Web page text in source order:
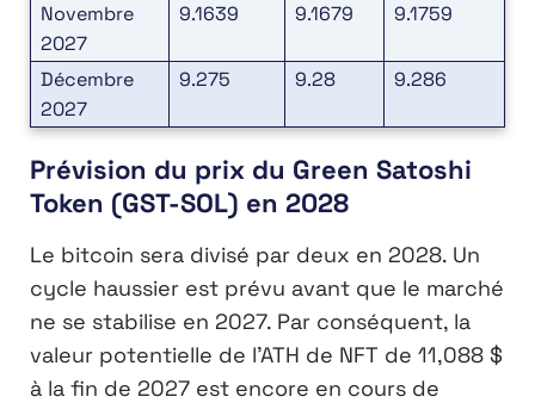
Novembre
2027
9.1639 9.1679 9.1759
Décembre
2027
9.275 9.28 9.286
Prévision du prix du Green Satoshi
Token (GST-SOL) en 2028
Le bitcoin sera divisé par deux en 2028. Un
cycle haussier est prévu avant que le marché
ne se stabilise en 2027. Par conséquent, la
valeur potentielle de l’ATH de NFT de 11,088 $
à la fin de 2027 est encore en cours de